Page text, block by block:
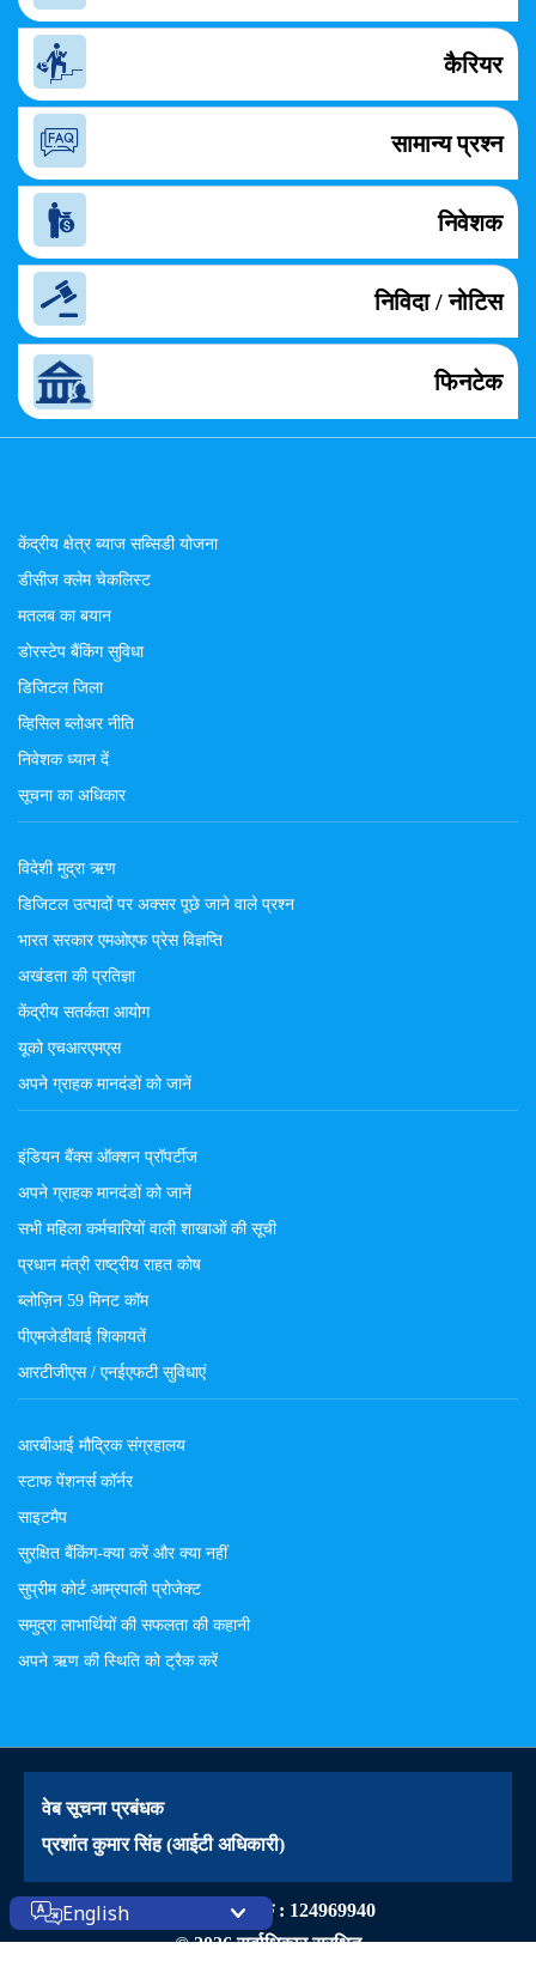
कैरियर
सामान्य प्रश्न
निवेशक
निविदा / नोटिस
फिनटेक
केंद्रीय क्षेत्र ब्याज सब्सिडी योजना
डीसीज क्लेम चेकलिस्ट
मतलब का बयान
डोरस्टेप बैंकिंग सुविधा
डिजिटल जिला
व्हिसिल ब्लोअर नीति
निवेशक ध्यान दें
सूचना का अधिकार
विदेशी मुद्रा ऋण
डिजिटल उत्पादों पर अक्सर पूछे जाने वाले प्रश्न
भारत सरकार एमओएफ प्रेस विज्ञप्ति
अखंडता की प्रतिज्ञा
केंद्रीय सतर्कता आयोग
यूको एचआरएमएस
अपने ग्राहक मानदंडों को जानें
इंडियन बैंक्स ऑक्शन प्रॉपर्टीज
अपने ग्राहक मानदंडों को जानें
सभी महिला कर्मचारियों वाली शाखाओं की सूची
प्रधान मंत्री राष्ट्रीय राहत कोष
ब्लोज़िन 59 मिनट कॉम
पीएमजेडीवाई शिकायतें
आरटीजीएस / एनईएफटी सुविधाएं
आरबीआई मौद्रिक संग्रहालय
स्टाफ पेंशनर्स कॉर्नर
साइटमैप
सुरक्षित बैंकिंग-क्या करें और क्या नहीं
सुप्रीम कोर्ट आम्रपाली प्रोजेक्ट
समुद्रा लाभार्थियों की सफलता की कहानी
अपने ऋण की स्थिति को ट्रैक करें
वेब सूचना प्रबंधक
प्रशांत कुमार सिंह (आईटी अधिकारी)
वेबसाइट आंगतुक : 124969940
© 2026 सर्वाधिकार सुरक्षित
English